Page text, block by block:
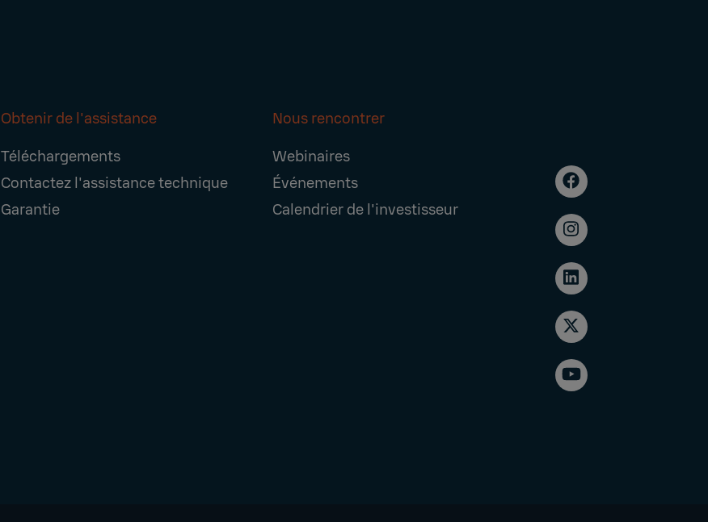
Obtenir de l'assistance
Téléchargements
Contactez l'assistance technique
Garantie
Nous rencontrer
Webinaires
Événements
Calendrier de l'investisseur